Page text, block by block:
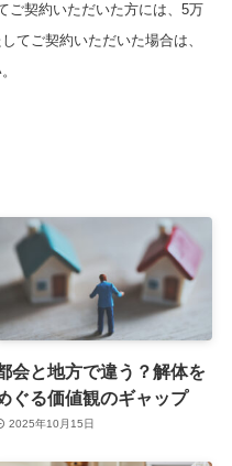
ご契約いただいた方には、5万
てご契約いただいた場合は、
会と地方で違う？解体を
ぐる価値観のギャップ
2025年10月15日